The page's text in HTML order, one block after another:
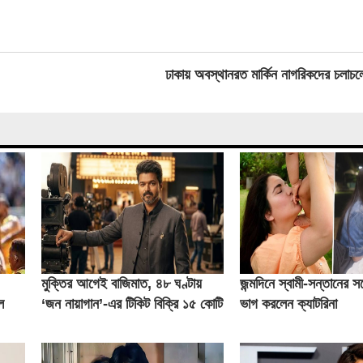
ঢাকায় অবস্থানরত মার্কিন নাগরিকদের
মুক্তির আগেই বাজিমাত, ৪৮ ঘণ্টায়
‘জন নায়াগান’-এর টিকিট বিক্রি ১৫ কোটি
জন্মদিনে স্বামী-সন্তানের
ভাগ করলেন ক্যাটরিনা